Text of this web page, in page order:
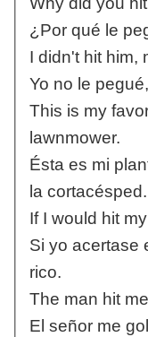
¿Por qué le
I didn't hit him,
Yo no le
This is my
lawnmower.
Ésta es mi
la cortacésped.
If I would hit
Si yo acertase
rico.
The man hit
El señor me